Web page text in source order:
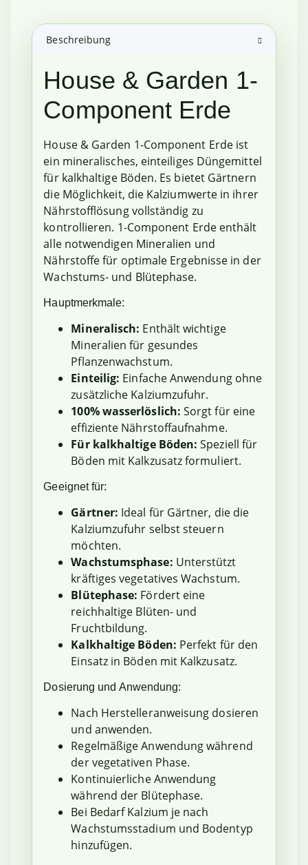
Beschreibung
House & Garden 1-
Component Erde
House & Garden 1-Component Erde ist
ein mineralisches, einteiliges Düngemittel
für kalkhaltige Böden. Es bietet Gärtnern
die Möglichkeit, die Kalziumwerte in ihrer
Nährstofflösung vollständig zu
kontrollieren. 1-Component Erde enthält
alle notwendigen Mineralien und
Nährstoffe für optimale Ergebnisse in der
Wachstums- und Blütephase.
Hauptmerkmale:
Mineralisch: Enthält wichtige
Mineralien für gesundes
Pflanzenwachstum.
Einteilig: Einfache Anwendung ohne
zusätzliche Kalziumzufuhr.
100% wasserlöslich: Sorgt für eine
effiziente Nährstoffaufnahme.
Für kalkhaltige Böden: Speziell für
Böden mit Kalkzusatz formuliert.
Geeignet für:
Gärtner: Ideal für Gärtner, die die
Kalziumzufuhr selbst steuern
möchten.
Wachstumsphase: Unterstützt
kräftiges vegetatives Wachstum.
Blütephase: Fördert eine
reichhaltige Blüten- und
Fruchtbildung.
Kalkhaltige Böden: Perfekt für den
Einsatz in Böden mit Kalkzusatz.
Dosierung und Anwendung:
Nach Herstelleranweisung dosieren
und anwenden.
Regelmäßige Anwendung während
der vegetativen Phase.
Kontinuierliche Anwendung
während der Blütephase.
Bei Bedarf Kalzium je nach
Wachstumsstadium und Bodentyp
hinzufügen.